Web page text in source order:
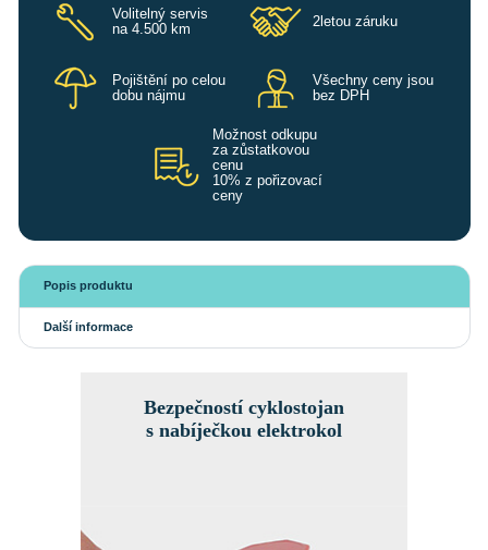
Volitelný servis
na 4.500 km
2letou záruku
Pojištění po celou
dobu nájmu
Všechny ceny jsou
bez DPH
Možnost odkupu
za zůstatkovou
cenu
10% z pořizovací
ceny
Popis produktu
Další informace
Bezpečností cyklostojan
s nabíječkou elektrokol